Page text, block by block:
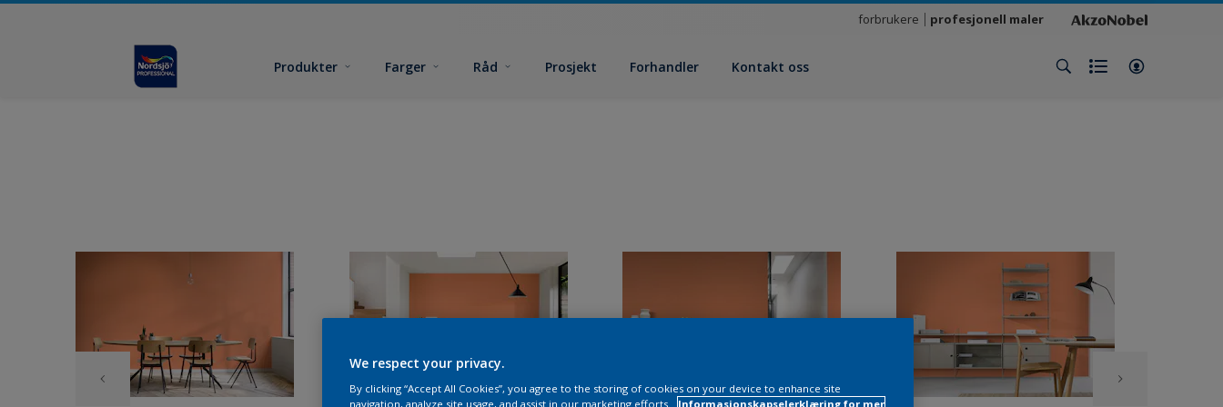
forbrukere profesjonell maler
Produkter Farger Råd Prosjekt Forhandler Kontakt oss
We respect your privacy.
By clicking “Accept All Cookies”, you agree to the storing of cookies on your device to enhance site
navigation, analyze site usage, and assist in our marketing efforts.
Informasjonskapselerklæring for mer